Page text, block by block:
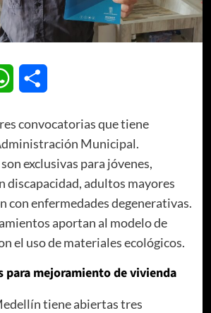
WhatsApp
convocatorias que tiene
Municipal.
exclusivas para jóvenes,
discapacidad, adultos mayores
con enfermedades degenerativas.
aportan al modelo de
el uso de materiales ecológicos.
para mejoramiento de vivienda
tiene abiertas tres